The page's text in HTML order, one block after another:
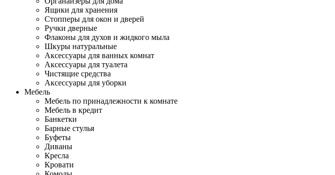
Ящики для хранения
Стопперы для окон и дверей
Ручки дверные
Флаконы для духов и жидкого мыла
Шкуры натуральные
Аксессуары для ванных комнат
Аксессуары для туалета
Чистящие средства
Аксессуары для уборки
Мебель
Мебель по принадлежности к комнате
Мебель в кредит
Банкетки
Барные стулья
Буфеты
Диваны
Кресла
Кровати